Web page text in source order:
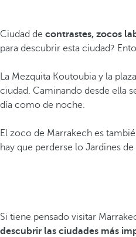
Ciudad de contrastes, zocos
para descubrir esta ciudad?
La Mezquita Koutoubia y la
ciudad. Caminando desde ella
día como de noche.
El zoco de Marrakech es
hay que perderse lo Jardines
Si tiene pensado visitar
descubrir las ciudades más